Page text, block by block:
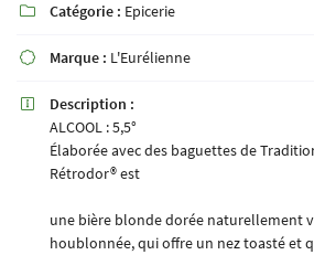
Il n'y a aucun
Adresse email de réception
Rafraîchir le captcha
 Catégorie : Epicerie
 Marque : L'Eurélienne

Description :
ALCOOL : 5,5°
Élaborée avec des baguettes de
Rétrodor® est
une bière blonde dorée naturellement
houblonnée, qui offre un nez toasté et